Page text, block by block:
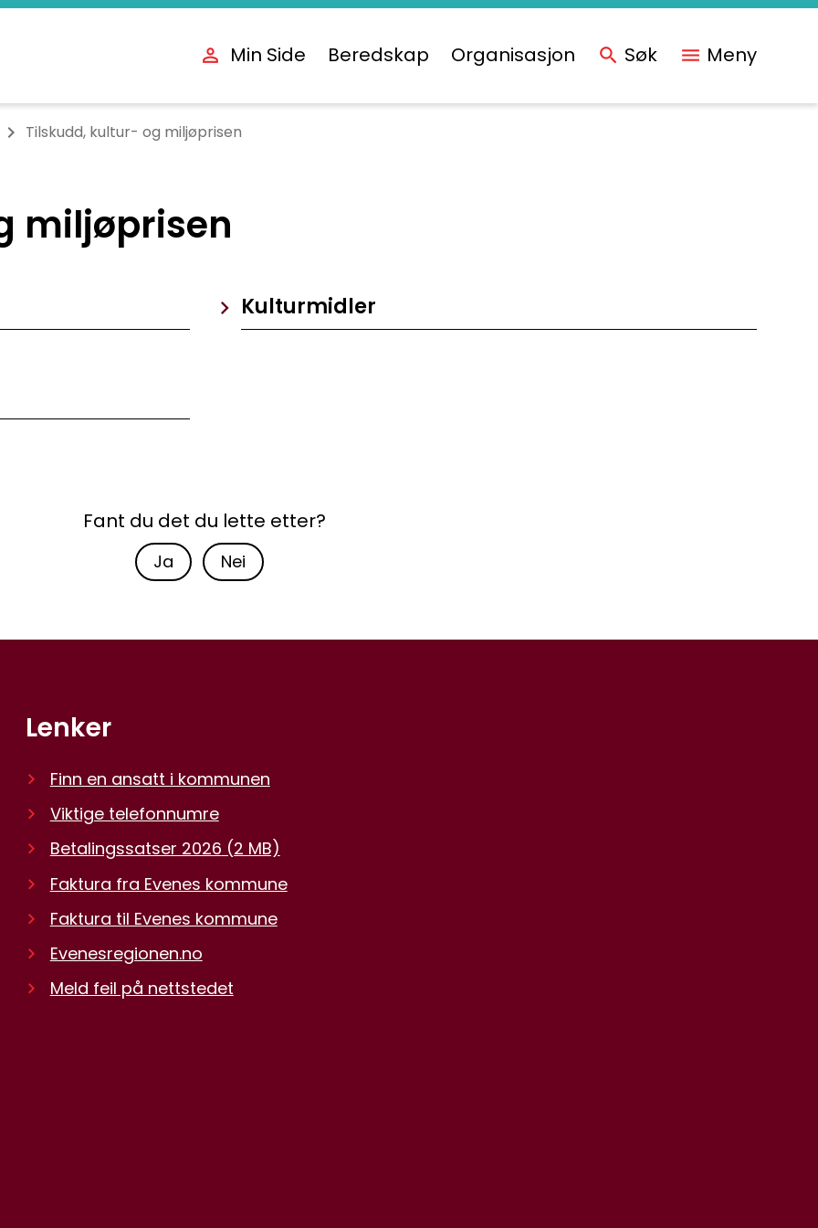
Min Side Beredskap Organisasjon Søk Meny
Tilskudd, kultur- og miljøprisen
miljøprisen
Kulturmidler
Fant du det du lette etter?
Ja Nei
Lenker
Finn en ansatt i kommunen
Viktige telefonnumre
Betalingssatser 2026 (2 MB)
Faktura fra Evenes kommune
Faktura til Evenes kommune
Evenesregionen.no
Meld feil på nettstedet